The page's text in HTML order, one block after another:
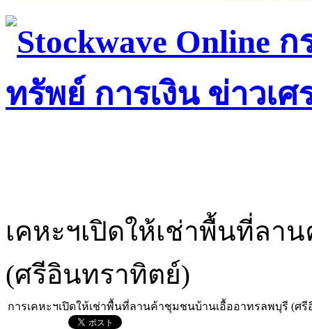
เคหะฯเปิดให้เช่าพื้นที่ลา
(ศรีอินทราทิตย์)
การเคหะฯเปิดให้เช่าพื้นที่ลานค้าชุมชนบ้านเอื้ออาทรลพบุรี (ศ